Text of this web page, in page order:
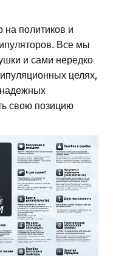
на политиков и
Все мы
и сами нередко
целях,
свою позицию